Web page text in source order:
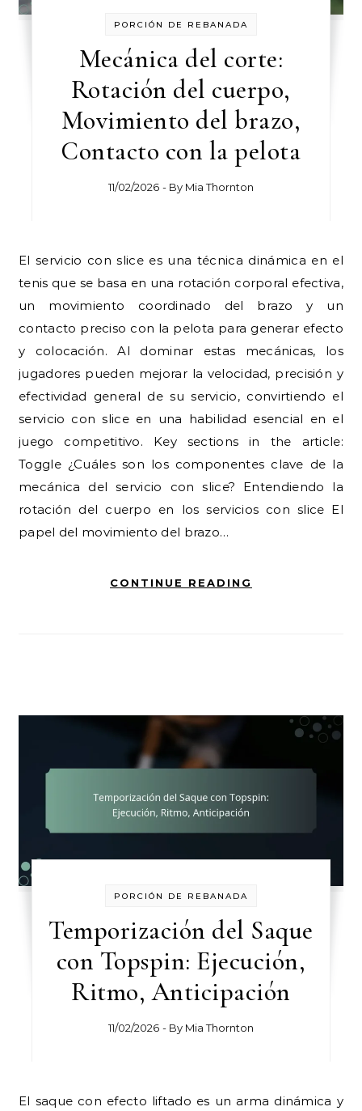
PORCIÓN DE REBANADA
Mecánica del corte:
Rotación del cuerpo,
Movimiento del brazo,
Contacto con la pelota
11/02/2026 - By Mia Thornton
El servicio con slice es una técnica dinámica en el
tenis que se basa en una rotación corporal efectiva,
un movimiento coordinado del brazo y un
contacto preciso con la pelota para generar efecto
y colocación. Al dominar estas mecánicas, los
jugadores pueden mejorar la velocidad, precisión y
efectividad general de su servicio, convirtiendo el
servicio con slice en una habilidad esencial en el
juego competitivo. Key sections in the article:
Toggle ¿Cuáles son los componentes clave de la
mecánica del servicio con slice? Entendiendo la
rotación del cuerpo en los servicios con slice El
papel del movimiento del brazo…
CONTINUE READING
PORCIÓN DE REBANADA
Temporización del Saque
con Topspin: Ejecución,
Ritmo, Anticipación
11/02/2026 - By Mia Thornton
El saque con efecto liftado es un arma dinámica y